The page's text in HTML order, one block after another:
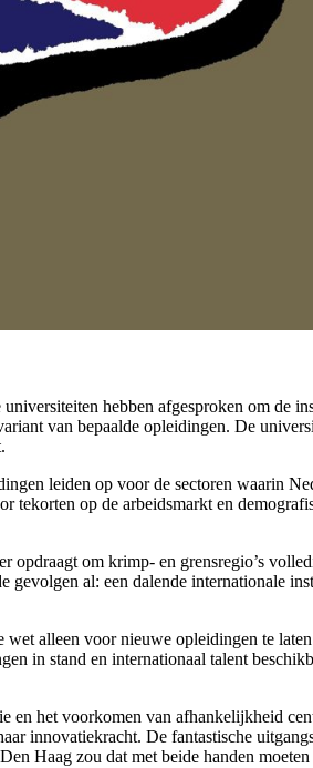
hebben afgesproken om de
van bepaalde opleidingen. De
leiden op voor de sectoren waarin
tekorten op de arbeidsmarkt en
opdraagt om krimp- en grensregio’s
al: een dalende internationale
alleen voor nieuwe opleidingen te
in stand en internationaal talent
en het voorkomen van afhankelijkheid
innovatiekracht. De fantastische
Haag zou dat met beide handen